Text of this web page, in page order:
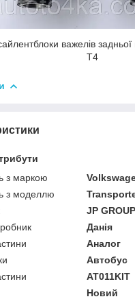
важелів задньої
Т4
з маркою
з моделлю
JP GROUP
Данія
Аналог
Автобус
AT011KIT
Новий